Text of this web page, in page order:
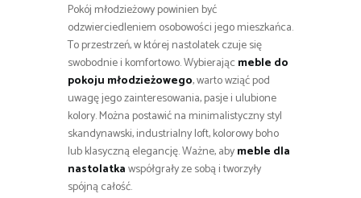
Pokój młodzieżowy powinien być
odzwierciedleniem osobowości jego mieszkańca.
To przestrzeń, w której nastolatek czuje się
swobodnie i komfortowo. Wybierając meble do
pokoju młodzieżowego, warto wziąć pod
uwagę jego zainteresowania, pasje i ulubione
kolory. Można postawić na minimalistyczny styl
skandynawski, industrialny loft, kolorowy boho
lub klasyczną elegancję. Ważne, abymeble dla
nastolatkawspółgrały ze sobą i tworzyły
spójną całość.